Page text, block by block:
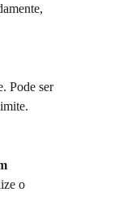
Pode ser
o